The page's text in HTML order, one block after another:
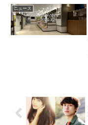
ニュース